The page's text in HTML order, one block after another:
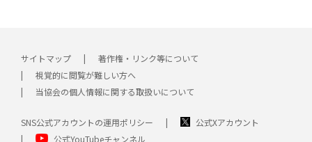
サイトマップ
著作権・リンク等について
視覚的に閲覧が難しい方へ
当協会の個人情報に関する取扱いについて
SNS公式アカウントの運用ポリシー
公式Xアカウント
公式YouTubeチャンネル